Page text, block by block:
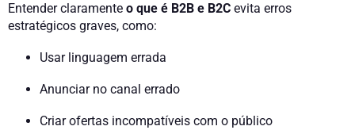
Entender claramente o que é B2B e B2C evita erros
estratégicos graves, como:
Usar linguagem errada
Anunciar no canal errado
Criar ofertas incompatíveis com o público